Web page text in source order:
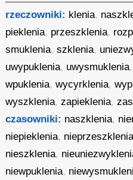
rzeczowniki: klenia,
pieklenia, przeszklenia,
smuklenia,szklenia,
uwypuklenia, uwysmuklenia
wpuklenia,wycyrklenia,
wyszklenia,zapieklenia,
czasowniki: naszklenia,
niepieklenia,
nieszklenia,
niewpuklenia,